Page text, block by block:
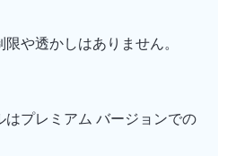
や透かしはありません。
はプレミアム バージョンでの